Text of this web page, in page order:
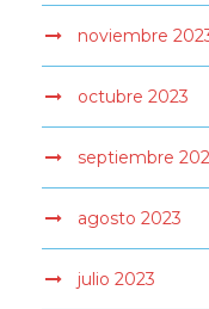
noviembre
octubre 2023
septiembre
agosto 2023
julio 2023